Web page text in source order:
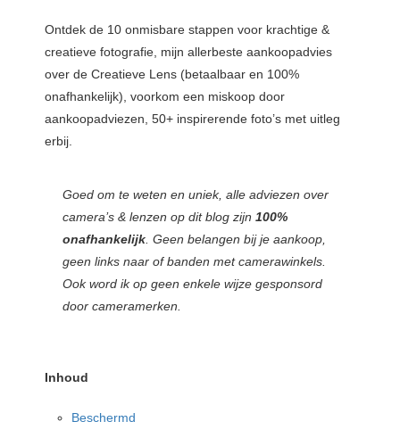
Ontdek de 10 onmisbare stappen voor krachtige &
creatieve fotografie, mijn allerbeste aankoopadvies
over de Creatieve Lens (betaalbaar en 100%
onafhankelijk), voorkom een miskoop door
aankoopadviezen, 50+ inspirerende foto’s met uitleg
erbij.
Goed om te weten en uniek, alle adviezen over
camera’s & lenzen op dit blog zijn 100%
onafhankelijk . Geen belangen bij je aankoop,
geen links naar of banden met camerawinkels.
Ook word ik op geen enkele wijze gesponsord
door cameramerken.
Inhoud
Beschermd